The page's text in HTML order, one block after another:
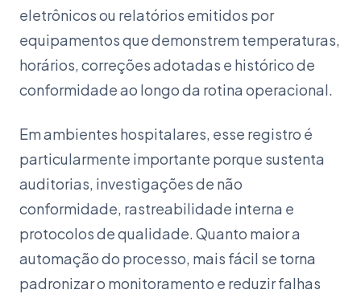
eletrônicos ou relatórios emitidos por
equipamentos que demonstrem temperaturas,
horários, correções adotadas e histórico de
conformidade ao longo da rotina operacional.
Em ambientes hospitalares, esse registro é
particularmente importante porque sustenta
auditorias, investigações de não
conformidade, rastreabilidade interna e
protocolos de qualidade. Quanto maior a
automação do processo, mais fácil se torna
padronizar o monitoramento e reduzir falhas